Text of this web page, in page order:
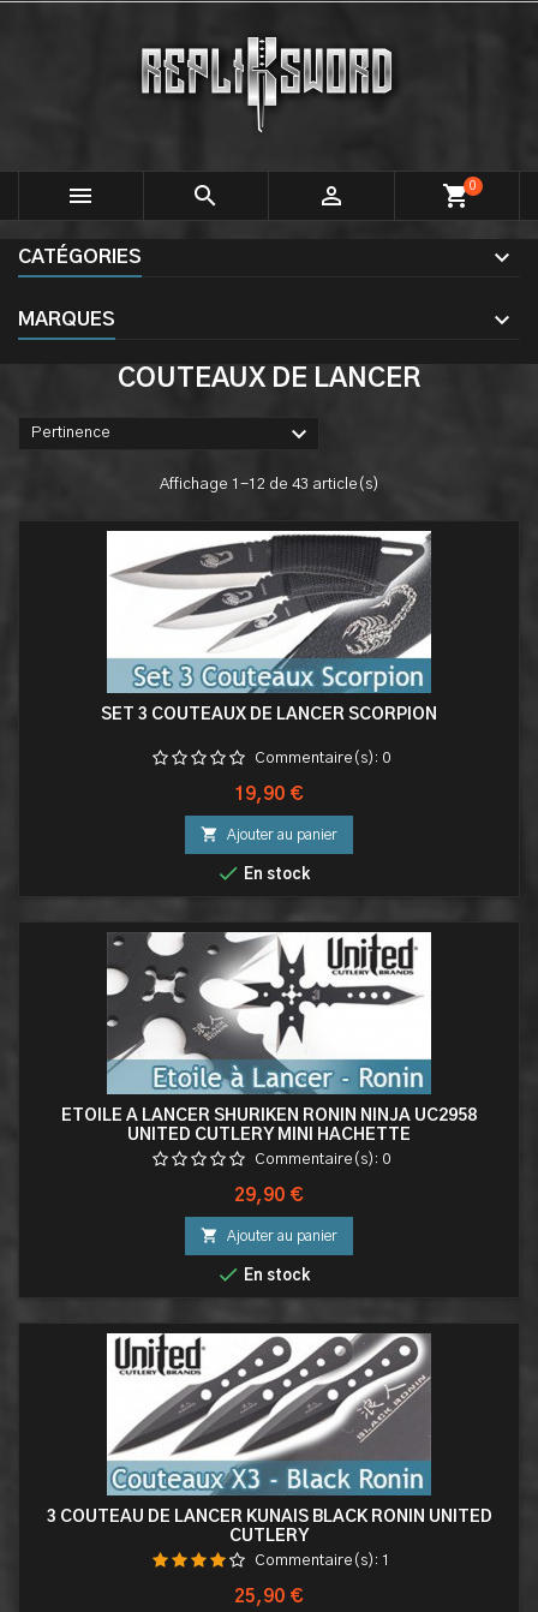
   shopping_cart0
CATÉGORIES
MARQUES
COUTEAUX DE LANCER
Pertinence 
Affichage 1-12 de 43 article(s)
SET 3 COUTEAUX DE LANCER SCORPION
Commentaire(s): 0
Prix
19,90 €
 Ajouter au panier
 En stock
ETOILE A LANCER SHURIKEN RONIN NINJA UC2958
UNITED CUTLERY MINI HACHETTE
Commentaire(s): 0
Prix
29,90 €
 Ajouter au panier
 En stock
3 COUTEAU DE LANCER KUNAIS BLACK RONIN UNITED
CUTLERY
Commentaire(s): 1
Prix
25,90 €